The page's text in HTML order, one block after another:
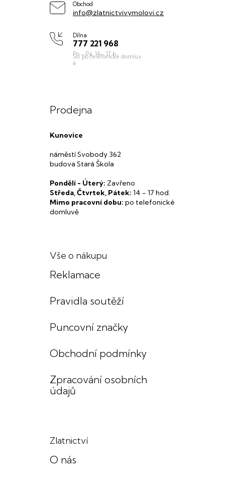
Obchod
info@zlatnictvivymolovi.cz
Dílna
777 221 968
Prodejna
Kunovice
náměstí Svobody 362
budova Stará Škola
Pondělí - Úterý: Zavřeno
Středa, Čtvrtek, Pátek: 14 - 17 hod.
Mimo pracovní dobu: po telefonické
domluvě
Vše o nákupu
Reklamace
Pravidla soutěží
Puncovní značky
Obchodní podmínky
Zpracování osobních
údajů
Zlatnictví
O nás